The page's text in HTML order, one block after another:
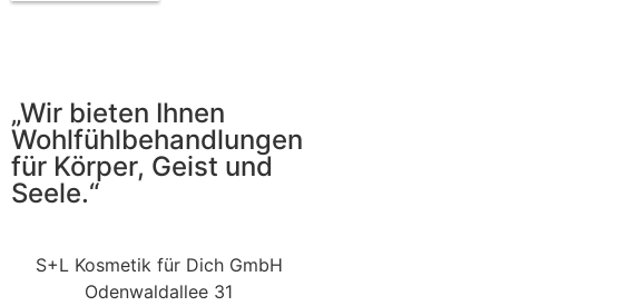
„Wir bieten Ihnen
Wohlfühlbehandlungen
für Körper, Geist und
Seele.“
S+L Kosmetik für Dich GmbH
Odenwaldallee 31